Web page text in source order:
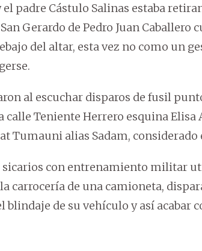
padre Cástulo Salinas estaba
Gerardo de Pedro Juan Caballero
del altar, esta vez no como un
al escuchar disparos de fusil
calle Teniente Herrero esquina Elisa
Tumauni alias Sadam,
sicarios con entrenamiento militar
carrocería de una camioneta,
blindaje de su vehículo y así acabar